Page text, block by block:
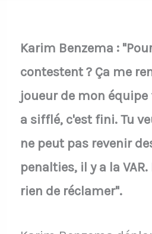
Karim Benzema :
contestent ? Ça me
joueur de mon
a sifflé, c'est fini. Tu
ne peut pas revenir
penalties, il y a la
rien de réclamer".